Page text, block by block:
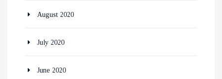
August 2020
July 2020
June 2020